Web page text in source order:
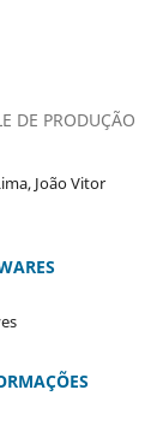
DE PRODUÇÃO
João Vitor